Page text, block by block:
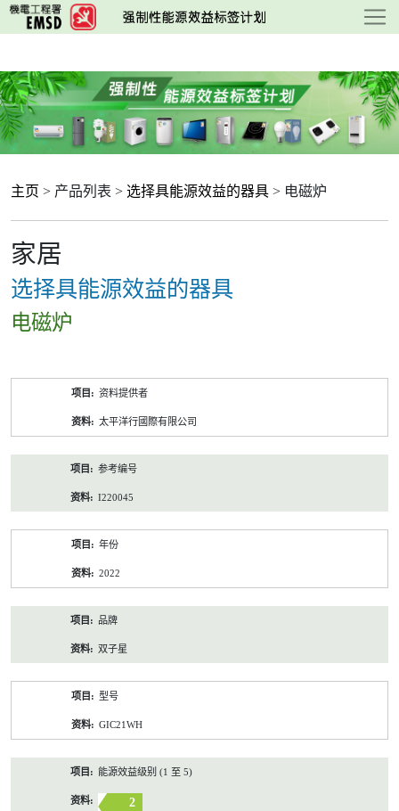
跳
至
要
内
容
主页 > 产品列表 > 选择具能源效益的器具 > 电磁炉
家居
选择具能源效益的器具
电磁炉
资料提供者
太平洋行國際有限公司
参考编号
I220045
年份
2022
品牌
双子星
型号
GIC21WH
能源效益级别 (1 至 5)
2